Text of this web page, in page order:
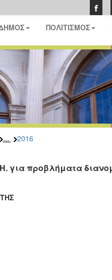
ΠΟΛΙΤΙΣΜΟΣ
... 2016
για προβλήματα